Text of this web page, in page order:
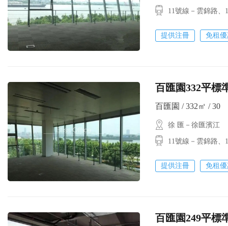
11號線－雲錦路
提供注冊 免租
百匯園332平標
百匯園 / 332㎡ / 30
徐 匯－徐匯濱江
11號線－雲錦路
提供注冊 免租
百匯園249平標